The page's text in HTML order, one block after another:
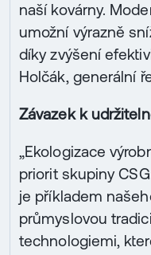
naší kovárny.
umožní výrazně
díky zvýšení
Holčák, generální
Závazek k
„Ekologizace
priorit skupiny
je příkladem
průmyslovou
technologiemi,